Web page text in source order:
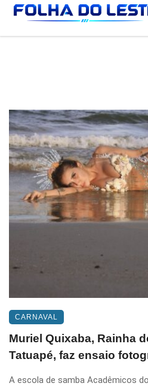
CARNAVAL
Muriel Quixaba, Rainha
Tatuapé, faz ensaio
A escola de samba Acadêmicos